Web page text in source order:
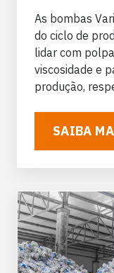
As bombas
do ciclo de
lidar com
viscosidade e
produção,
SAIBA